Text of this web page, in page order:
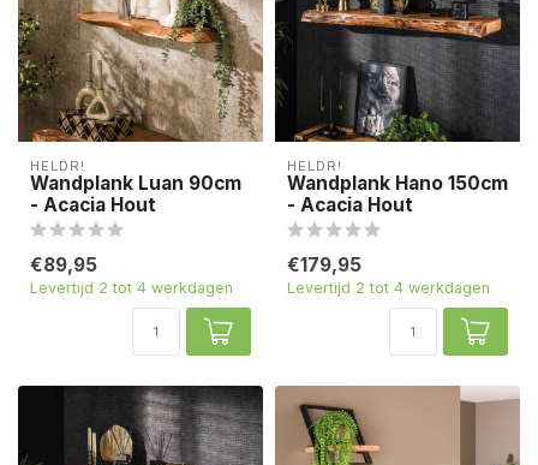
HELDR!
Wandplank Luan 90cm
- Acacia Hout
€89,95
Levertijd 2 tot 4 werkdagen
HELDR!
Wandplank Hano 150cm
- Acacia Hout
€179,95
Levertijd 2 tot 4 werkdagen